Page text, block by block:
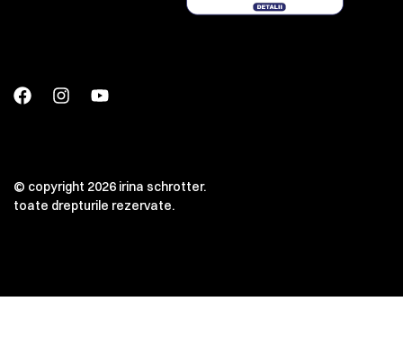
© copyright 2026 irina schrotter.
toate drepturile rezervate.